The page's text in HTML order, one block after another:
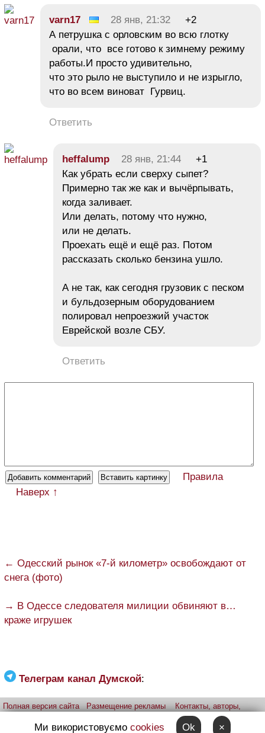
varn17 28 янв, 21:32
+2
А петрушка с орловским во всю глотку
орали, что все готово к зимнему режиму
работы.И просто удивительно,
что это рыло не выступило и не изрыгло,
что во всем виноват Гурвиц.
Ответить
heffalump 28 янв, 21:44
+1
Как убрать если сверху сыпет?
Примерно так же как и вычёрпывать,
когда заливает.
Или делать, потому что нужно,
или не делать.
Проехать ещё и ещё раз. Потом
рассказать сколько бензина ушло.
А не так, как сегодня грузовик с песком
и бульдозерным оборудованием
полировал непроезжий участок
Еврейской возле СБУ.
Ответить
Правила
Наверх ↑
← Одесский рынок «7-й километр» освобождают от
снега (фото)
→ В Одессе следователя милиции обвиняют в…
краже игрушек
Телеграм канал Думской:
Полная версия сайта Размещение рекламы
Контакты, авторы,
iPhone
Ми використовуємо cookies Ok ×